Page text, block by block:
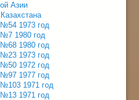
Азии
№54 1973 год
№7 1980 год
№68 1980 год
№23 1973 год
№50 1972 год
№97 1977 год
№103 1971 год
№13 1971 год